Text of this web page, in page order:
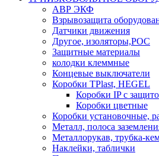
АВР ЭКФ
Взрывозащита
Датчики движения
Другое, изоляторы,РОС
Защитные материалы
колодки клеммные
Концевые выключатели
Коробки TPlast, HEGEL
Коробки IP с
Коробки цветные
Коробки установочные,
Металл, полоса
Металлорукав, трубка-
Наклейки, таблички